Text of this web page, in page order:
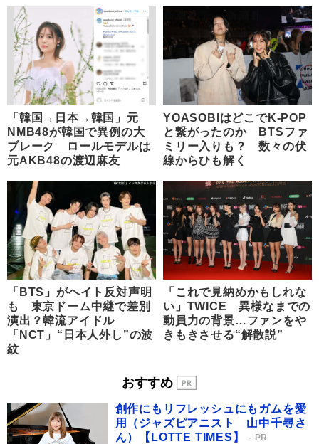
「韓国→日本→韓国」元
NMB48が韓国で異例の大
ブレーク ロールモデルは
元AKB48の渡辺麻友
YOASOBIはどこでK-POP
と繋がったのか BTSファ
ミリー入りも？ 数々の伏
線からひも解く
「BTS」がヘイト反対声明
も 東京ドーム中継で差別
演出？韓流アイドル
「NCT」“日本人外し”の波
紋
「これで見納めかもしれな
い」TWICE 異様なまでの
動員力の背景…ファンをや
きもきさせる“解散説”
おすすめ
創作にもリフレッシュにもガムを愛
用（ジャズピアニスト 山中千尋さ
ん）【LOTTE TIMES】
PR